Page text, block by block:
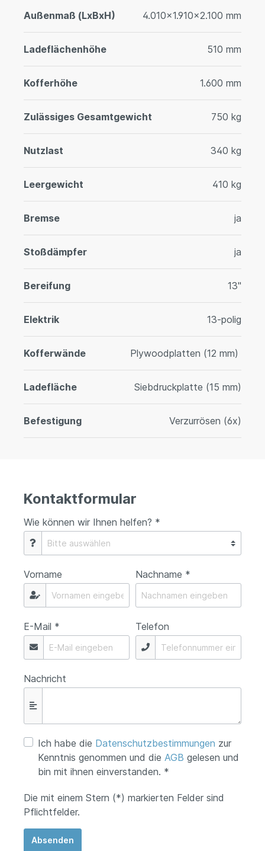
Außenmaß (LxBxH) 4.010x1.910x2.100 mm
Ladeflächenhöhe 510 mm
Kofferhöhe 1.600 mm
Zulässiges Gesamtgewicht 750 kg
Nutzlast 340 kg
Leergewicht 410 kg
Bremse ja
Stoßdämpfer ja
Bereifung 13"
Elektrik 13-polig
Kofferwände Plywoodplatten (12 mm)
Ladefläche Siebdruckplatte (15 mm)
Befestigung Verzurrösen (6x)
Kontaktformular
Wie können wir Ihnen helfen? *
Vorname Nachname *
E-Mail * Telefon
Nachricht
Ich habe die Datenschutzbestimmungen zur
Kenntnis genommen und die AGB gelesen und
bin mit ihnen einverstanden. *
Die mit einem Stern (*) markierten Felder sind
Pflichtfelder.
Absenden